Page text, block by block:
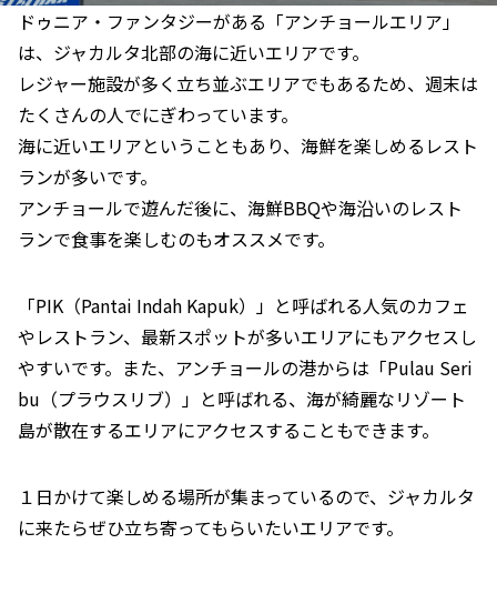
ドゥニア・ファンタジーがある「アンチョールエリア」
は、ジャカルタ北部の海に近いエリアです。
レジャー施設が多く立ち並ぶエリアでもあるため、週末は
たくさんの人でにぎわっています。
海に近いエリアということもあり、海鮮を楽しめるレスト
ランが多いです。
アンチョールで遊んだ後に、海鮮BBQや海沿いのレスト
ランで食事を楽しむのもオススメです。
「PIK（Pantai Indah Kapuk）」と呼ばれる人気のカフェ
やレストラン、最新スポットが多いエリアにもアクセスし
やすいです。また、アンチョールの港からは「Pulau Seri
bu（プラウスリブ）」と呼ばれる、海が綺麗なリゾート
島が散在するエリアにアクセスすることもできます。
１日かけて楽しめる場所が集まっているので、ジャカルタ
に来たらぜひ立ち寄ってもらいたいエリアです。